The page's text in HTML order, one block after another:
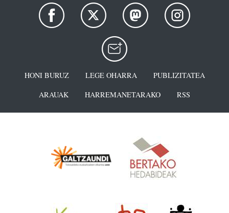
HONI BURUZ LEGE OHARRA
PUBLIZITATEA
ARAUAK
HARREMANETARAKO RSS